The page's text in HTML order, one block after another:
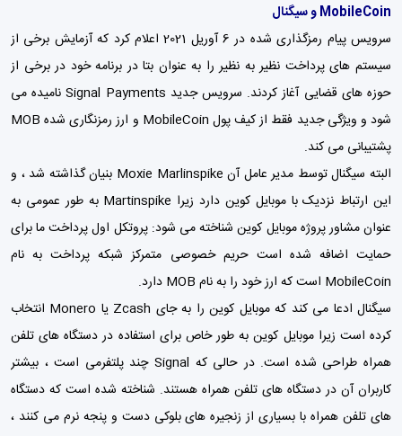
MobileCoin و سیگنال
سرویس پیام رمزگذاری شده در 6 آوریل 2021 اعلام کرد که آزمایش برخی از
سیستم های پرداخت نظیر به نظیر را به عنوان بتا در برنامه خود در برخی از
حوزه های قضایی آغاز کردند. سرویس جدید Signal Payments نامیده می
شود و ویژگی جدید فقط از کیف پول MobileCoin و ارز رمزنگاری شده MOB
پشتیبانی می کند.
البته سیگنال توسط مدیر عامل آن Moxie Marlinspike بنیان گذاشته شد ، و
این ارتباط نزدیک با موبایل کوین دارد زیرا Martinspike به طور عمومی به
عنوان مشاور پروژه موبایل کوین شناخته می شود: پروتکل اول پرداخت ما برای
حمایت اضافه شده است حریم خصوصی متمرکز شبکه پرداخت به نام
MobileCoin است که ارز خود را به نام MOB دارد.
سیگنال ادعا می کند که موبایل کوین را به جای Zcash یا Monero انتخاب
کرده است زیرا موبایل کوین به طور خاص برای استفاده در دستگاه های تلفن
همراه طراحی شده است. در حالی که Signal چند پلتفرمی است ، بیشتر
کاربران آن در دستگاه های تلفن همراه هستند. شناخته شده است که دستگاه
های تلفن همراه با بسیاری از زنجیره های بلوکی دست و پنجه نرم می کنند ،